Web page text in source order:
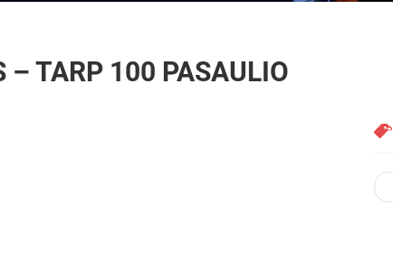
TARP 100 PASAULIO